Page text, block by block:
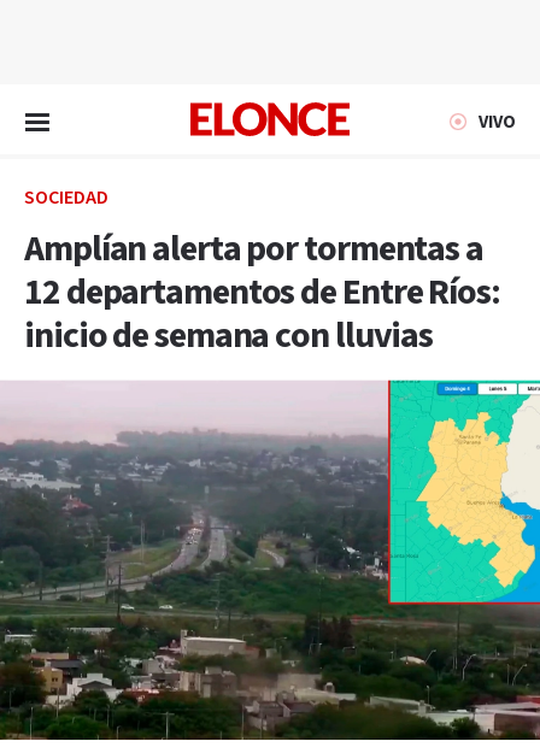
VIVO
SOCIEDAD
Amplían alerta por tormentas a
12 departamentos de Entre Ríos:
inicio de semana con lluvias